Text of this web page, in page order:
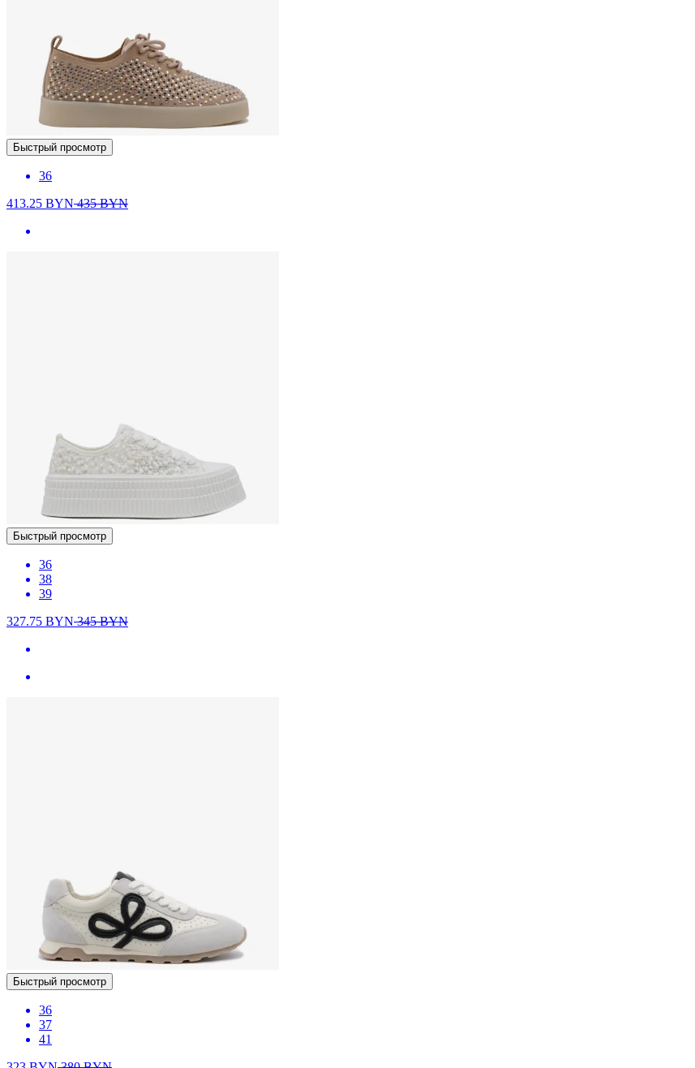
Быстрый просмотр
36
413.25 BYN435BYN
Быстрый просмотр
36
38
39
327.75 BYN345BYN
Быстрый просмотр
36
37
41